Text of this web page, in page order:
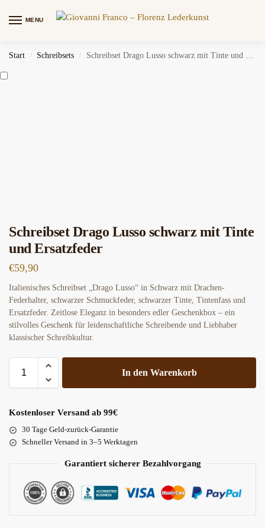
MENU
Start / Schreibsets / Schreibset Drago Lusso schwarz mit Tinte und Ersatzfeder
Schreibset Drago Lusso schwarz mit Tinte
und Ersatzfeder
€59,90
Italienisches Schreibset „Drago Lusso“ in Schwarz mit Drachen-
Federhalter, schwarzer Schmuckfeder, schwarzer Tinte, Tintenfass und
Ersatzfeder. Zeitlose Eleganz in besonders edler Geschenkbox – ein
stilvolles Geschenk für leidenschaftliche Schreibende und Liebhaber
klassischer Schreibkultur.
In den Warenkorb
Kostenloser Versand ab 99€
30 Tage Geld-zurück-Garantie
Schneller Versand in 3–5 Werktagen
Garantiert sicherer Bezahlvorgang